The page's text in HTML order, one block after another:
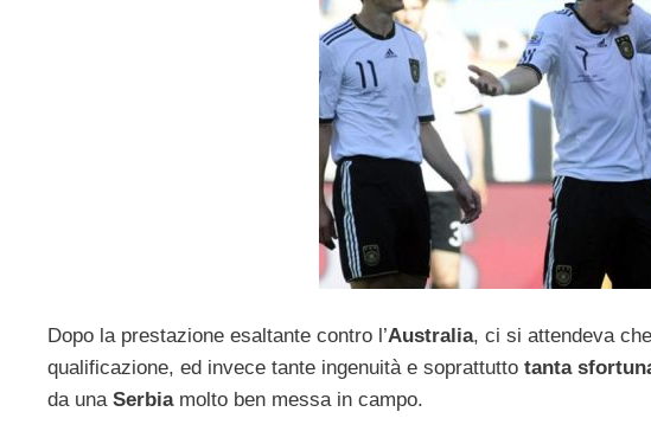
Dopo la prestazione esaltante contro l’Australia, ci si attendeva
qualificazione, ed invece tante ingenuità e soprattutto tanta
da una Serbia molto ben messa in campo.